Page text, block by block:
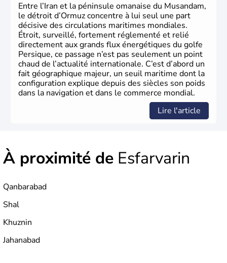
Entre l’Iran et la péninsule omanaise du Musandam,
le détroit d’Ormuz concentre à lui seul une part
décisive des circulations maritimes mondiales.
Étroit, surveillé, fortement réglementé et relié
directement aux grands flux énergétiques du golfe
Persique, ce passage n’est pas seulement un point
chaud de l’actualité internationale. C’est d’abord un
fait géographique majeur, un seuil maritime dont la
configuration explique depuis des siècles son poids
dans la navigation et dans le commerce mondial.
Lire l'article
À proximité de Esfarvarin
Qanbarabad
Shal
Khuznin
Jahanabad